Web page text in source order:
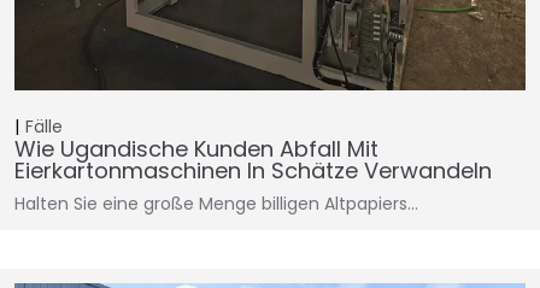
Fälle
Wie Ugandische Kunden Abfall Mit
Eierkartonmaschinen In Schätze Verwandeln
Halten Sie eine große Menge billigen Altpapiers…